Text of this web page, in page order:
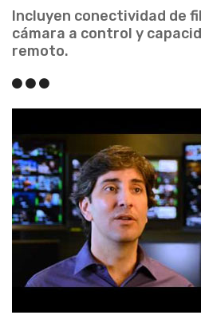
Incluyen conectividad de
cámara a control y
remoto.